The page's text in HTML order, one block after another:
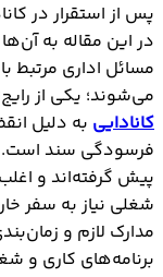
پس از استقرار در
در این مقاله به
مسائل اداری مرتبط
می‌شوند؛ یکی از
کانادایی به دلیل
فرسودگی سند است.
پیش گرفته‌اند و
شغلی نیاز به سفر
مدارک لازم و
برنامه‌های کاری و